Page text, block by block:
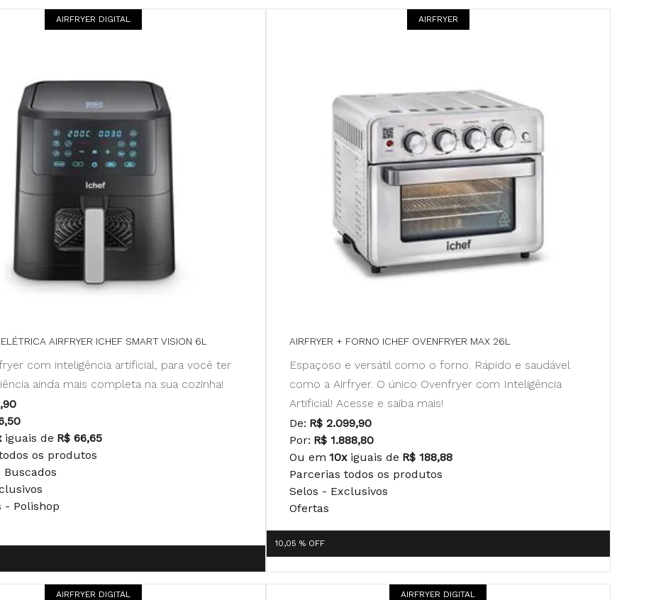
AIRFRYER DIGITAL
AIRFRYER ICHEF SMART VISION 6L
com inteligência artificial, para você ter
ainda mais completa na sua cozinha!
iguais de R$ 66,65
os produtos
Buscados
- Polishop
AIRFRYER
AIRFRYER + FORNO ICHEF OVENFRYER MAX 26L
Espaçoso e versátil como o forno. Rápido e saudável
como a Airfryer. O único Ovenfryer com Inteligência
Artificial! Acesse e saiba mais!
De: R$ 2.099,90
Por: R$ 1.888,80
Ou em 10x iguais de R$ 188,88
Parcerias todos os produtos
Selos - Exclusivos
Ofertas
10,05 % OFF
AIRFRYER DIGITAL AIRFRYER DIGITAL